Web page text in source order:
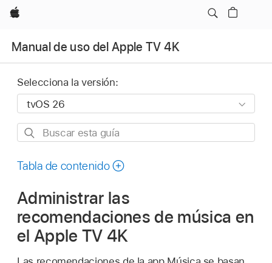
Apple
Manual de uso del Apple TV 4K
Selecciona la versión:
Buscar
guía
Tabla de contenido
Administrar las
recomendaciones de música en
elApple TV 4K